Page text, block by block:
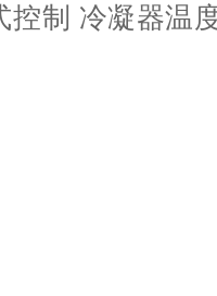
控制 冷凝器